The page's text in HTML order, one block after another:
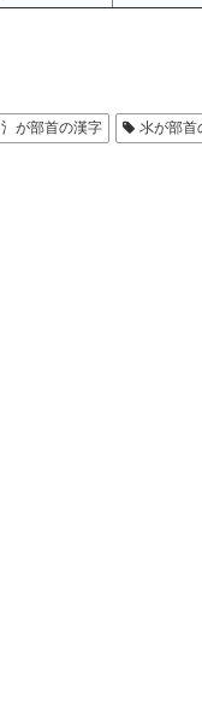
氵が部首の漢字 氺が部首